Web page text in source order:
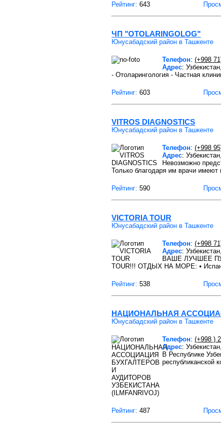
Рейтинг: 643
ЧП "OTOLARINGOLOG"
Юнусабадский район в Ташкенте
Телефон: (+998
Адрес:
- Отоларингология - Частная
Рейтинг: 603
VITROS DIAGNOSTICS
Юнусабадский район в Ташкенте
Телефон: (+998
Адрес:
Невозможно
Только благодаря им врачи имеют
Рейтинг: 590
VICTORIA TOUR
Юнусабадский район в Ташкенте
Телефон: (+998
Адрес:
ВАШЕ ЛУЧШЕЕ
TOUR!!! ОТДЫХ НА МОРЕ: •
Рейтинг: 538
НАЦИОНАЛЬНАЯ
Юнусабадский район в Ташкенте
Телефон: (+998 )
Адрес:
В Республике
республиканской
Рейтинг: 487